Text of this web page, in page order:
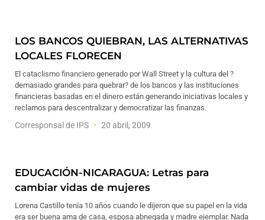
LOS BANCOS QUIEBRAN, LAS ALTERNATIVAS
LOCALES FLORECEN
El cataclismo financiero generado por Wall Street y la cultura del ?
demasiado grandes para quebrar? de los bancos y las instituciones
financieras basadas en el dinero están generando iniciativas locales y
reclamos para descentralizar y democratizar las finanzas.
Corresponsal de IPS 20 abril, 2009
EDUCACIÓN-NICARAGUA: Letras para
cambiar vidas de mujeres
Lorena Castillo tenía 10 años cuando le dijeron que su papel en la vida
era ser buena ama de casa, esposa abnegada y madre ejemplar. Nada